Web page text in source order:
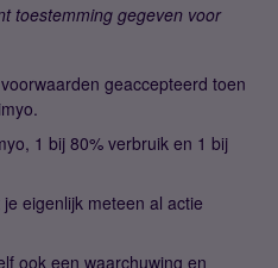
toestemming gegeven voor
geaccepteerd toen
1 bij 80% verbruik en 1 bij
eigenlijk meteen al actie
ook een waarchuwing en